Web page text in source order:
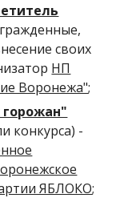
своих
НП
Воронежа";
горожан"
конкурса) -
ЯБЛОКО;